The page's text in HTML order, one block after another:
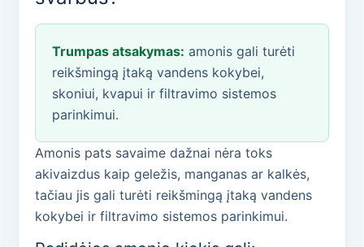
Trumpas atsakymas: amonis gali turėti
reikšmingą įtaką vandens kokybei,
skoniui, kvapui ir filtravimo sistemos
parinkimui.
Amonis pats savaime dažnai nėra toks
akivaizdus kaip geležis, manganas ar kalkės,
tačiau jis gali turėti reikšmingą įtaką vandens
kokybei ir filtravimo sistemos parinkimui.